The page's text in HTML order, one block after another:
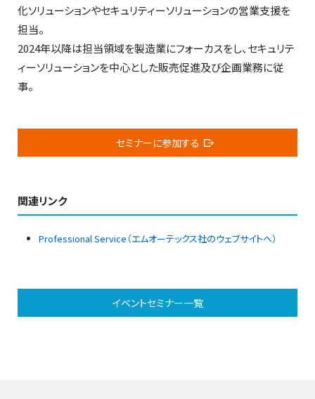
化ソリューションやセキュリティーソリューションの営業支援を
担当。
2024年以降は担当領域を製造業にフォーカスをし、セキュリテ
ィーソリューションを中心とした販売促進及び企画業務に従
事。
セミナーに参加する
関連リンク
Professional Service（エムオーテックス社のウェブサイトへ）
イベントセミナー一覧